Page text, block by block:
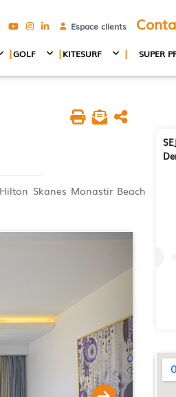
|GOLF |KITESURF | SUPER
Espace clients
Skanes Monastir Beach